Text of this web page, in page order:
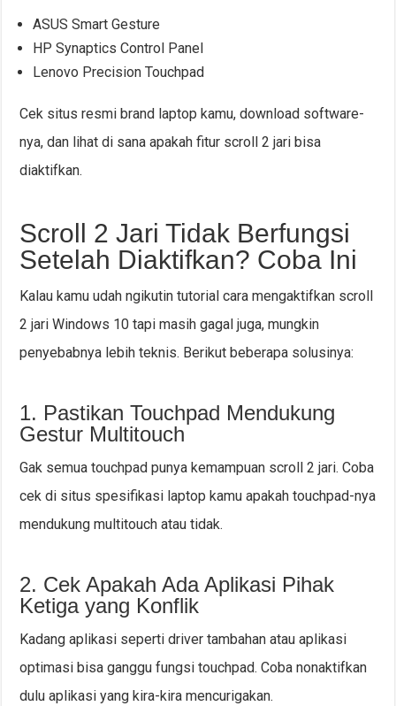
ASUS Smart Gesture
HP Synaptics Control Panel
Lenovo Precision Touchpad
Cek situs resmi brand laptop kamu, download software-
nya, dan lihat di sana apakah fitur scroll 2 jari bisa
diaktifkan.
Scroll 2 Jari Tidak Berfungsi
Setelah Diaktifkan? Coba Ini
Kalau kamu udah ngikutin tutorial cara mengaktifkan scroll
2 jari Windows 10 tapi masih gagal juga, mungkin
penyebabnya lebih teknis. Berikut beberapa solusinya:
1. Pastikan Touchpad Mendukung
Gestur Multitouch
Gak semua touchpad punya kemampuan scroll 2 jari. Coba
cek di situs spesifikasi laptop kamu apakah touchpad-nya
mendukung multitouch atau tidak.
2. Cek Apakah Ada Aplikasi Pihak
Ketiga yang Konflik
Kadang aplikasi seperti driver tambahan atau aplikasi
optimasi bisa ganggu fungsi touchpad. Coba nonaktifkan
dulu aplikasi yang kira-kira mencurigakan.